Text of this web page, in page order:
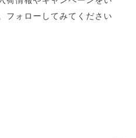
フォローしてみてください